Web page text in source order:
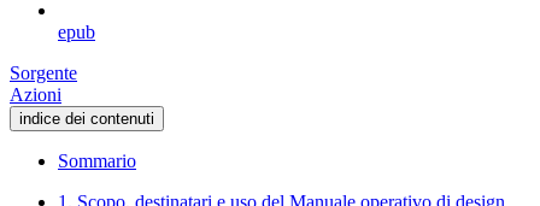
epub
Sorgente
Azioni
indice dei contenuti
Sommario
1. Scopo, destinatari e uso del Manuale operativo di design